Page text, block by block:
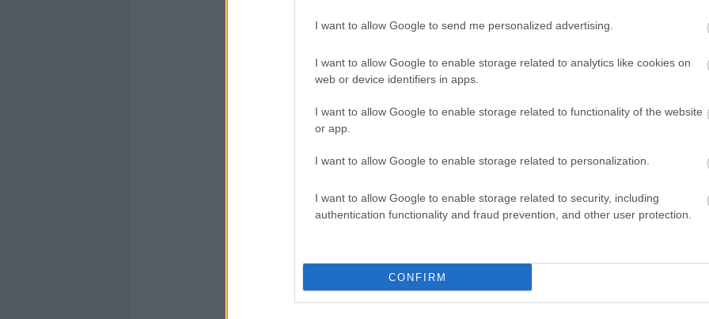
I want to allow Google to send me personalized advertising.
I want to allow Google to enable storage related to analytics like cookies on
web or device identifiers in apps.
I want to allow Google to enable storage related to functionality of the website
or app.
I want to allow Google to enable storage related to personalization.
I want to allow Google to enable storage related to security, including
authentication functionality and fraud prevention, and other user protection.
CONFIRM
játék
M4